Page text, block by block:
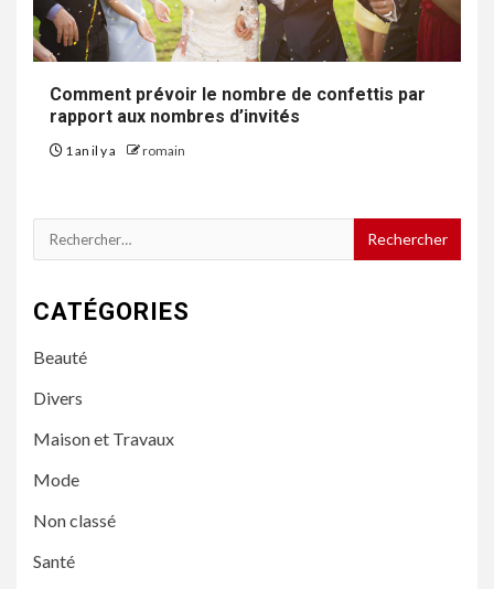
Comment prévoir le nombre de confettis par
rapport aux nombres d’invités
1 an il y a romain
Rechercher :
CATÉGORIES
Beauté
Divers
Maison et Travaux
Mode
Non classé
Santé